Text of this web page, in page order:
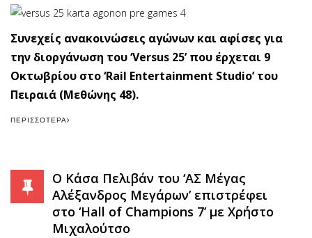
Συνεχείς ανακοινώσεις αγώνων και αφίσες για
την διοργάνωση του ‘Versus 25’ που έρχεται 9
Οκτωβρίου στο ‘Rail Entertainment Studio’ του
Πειραιά (Μεθώνης 48).
ΠΕΡΙΣΣΌΤΕΡΑ
Ο Κάσα Πελιβάν του ‘ΑΣ Μέγας
Αλέξανδρος Μεγάρων’ επιστρέφει
στο ‘Hall of Champions 7’ με Χρήστο
Μιχαλούτσο